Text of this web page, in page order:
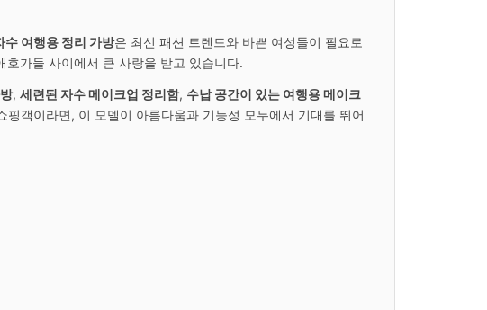
수 여행용 정리 가방은 최신 패션 트렌드와 바쁜 여성들이 필요로
가들 사이에서 큰 사랑을 받고 있습니다.
, 세련된 자수 메이크업 정리함, 수납 공간이 있는 여행용 메이크
핑객이라면, 이 모델이 아름다움과 기능성 모두에서 기대를 뛰어